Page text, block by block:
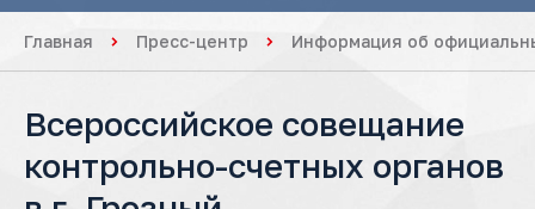
Главная Пресс-центр Информация об
Всероссийское совещание
контрольно-счетных органов